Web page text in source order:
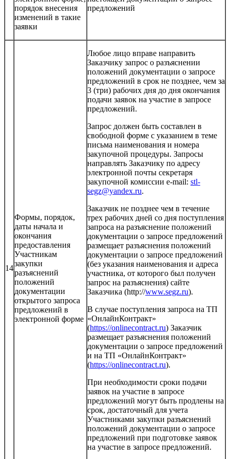
порядок внесения
изменений в такие
заявки
предложений
14
Формы, порядок,
даты начала и
окончания
предоставления
Участникам
закупки
разъяснений
положений
документации
открытого запроса
предложений в
электронной форме
Любое лицо вправе направить
Заказчику запрос о разъяснении
положений документации о запросе
предложений в срок не позднее, чем за
3 (три) рабочих дня до дня окончания
подачи заявок на участие в запросе
предложений.
Запрос должен быть составлен в
свободной форме с указанием в теме
письма наименования и номера
закупочной процедуры. Запросы
направлять Заказчику по адресу
электронной почты секретаря
закупочной комиссии e-mail: stl-
segz@yandex.ru.
Заказчик не позднее чем в течение
трех рабочих дней со дня поступления
запроса на разъяснение положений
документации о запросе предложений
размещает разъяснения положений
документации о запросе предложений
(без указания наименования и адреса
участника, от которого был получен
запрос на разъяснения) сайте
Заказчика (http://www.segz.ru).
В случае поступления запроса на ТП
«ОнлайнКонтракт»
(https://onlinecontract.ru) Заказчик
размещает разъяснения положений
документации о запросе предложений
и на ТП «ОнлайнКонтракт»
(https://onlinecontract.ru).
При необходимости сроки подачи
заявок на участие в запросе
предложений могут быть продлены на
срок, достаточный для учета
Участниками закупки разъяснений
положений документации о запросе
предложений при подготовке заявок
на участие в запросе предложений.